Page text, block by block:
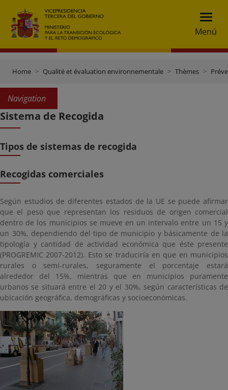
Menú
Home Qualité et évaluation environnementale Thèmes
Navigation
Sistema de Recogida
Tipos de sistemas de recogida
Recogidas comerciales
Según estudios de diferentes estados de la UE se puede afirmar
que el peso que representan los residuos de origen comercial
dentro de los municipios se mueve en un intervalo entre un 15 y
un 30%, dependiendo del tipo de municipio y básicamente de la
tipología y cantidad de actividad económica que éste presente
(PROGREMIC 2007-2012). Esto se traduciría en que en municipios
rurales o semi-rurales, seguramente el porcentaje estará
alrededor del 15%, mientras que en municipios puramente
urbanos se situará entre el 20 y el 30%, según características de
ubicación geográfica, demográficas y socioeconómicas.